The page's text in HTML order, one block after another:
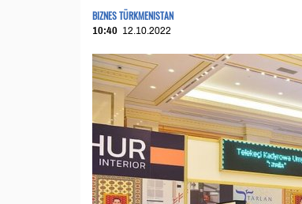
BIZNES TÜRKMENISTAN
10:40 12.10.2022